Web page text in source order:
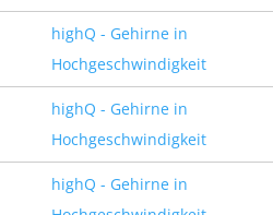
highQ - Gehirne in
Hochgeschwindigkeit
highQ - Gehirne in
Hochgeschwindigkeit
highQ - Gehirne in